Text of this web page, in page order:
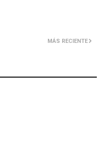
MÁS RECIENTE